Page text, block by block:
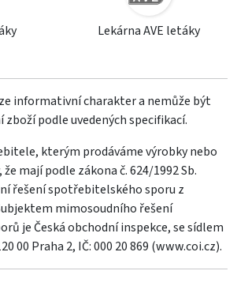
Lekárna AVE letáky
informativní charakter a nemůže být
podle uvedených specifikací.
kterým prodáváme výrobky nebo
mají podle zákona č. 624/1992 Sb.
řešení spotřebitelského sporu z
mimosoudního řešení
je Česká obchodní inspekce, se sídlem
00 Praha 2, IČ: 000 20 869 (www.coi.cz).